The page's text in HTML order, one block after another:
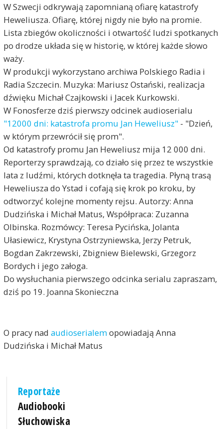
W Szwecji odkrywają zapomnianą ofiarę katastrofy
Heweliusza. Ofiarę, której nigdy nie było na promie.
Lista zbiegów okoliczności i otwartość ludzi spotkanych
po drodze układa się w historię, w której każde słowo
waży.
W produkcji wykorzystano archiwa Polskiego Radia i
Radia Szczecin. Muzyka: Mariusz Ostański, realizacja
dźwięku Michał Czajkowski i Jacek Kurkowski.
W Fonosferze dziś pierwszy odcinek audioserialu
"12000 dni: katastrofa promu Jan Heweliusz"- "Dzień,
w którym przewrócił się prom".
Od katastrofy promu Jan Heweliusz mija 12 000 dni.
Reporterzy sprawdzają, co działo się przez te wszystkie
lata z ludźmi, których dotknęła ta tragedia. Płyną trasą
Heweliusza do Ystad i cofają się krok po kroku, by
odtworzyć kolejne momenty rejsu. Autorzy: Anna
Dudzińska i Michał Matus, Współpraca: Zuzanna
Olbinska. Rozmówcy: Teresa Pycińska, Jolanta
Ułasiewicz, Krystyna Ostrzyniewska, Jerzy Petruk,
Bogdan Zakrzewski, Zbigniew Bielewski, Grzegorz
Bordych i jego załoga.
Do wysłuchania pierwszego odcinka serialu zapraszam,
dziś po 19. Joanna Skonieczna
O pracy nad audioserialemopowiadają Anna
Dudzińska i Michał Matus
Reportaże
Audiobooki
Słuchowiska